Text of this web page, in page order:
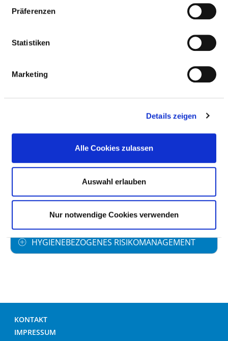
Präferenzen
Statistiken
Marketing
Details zeigen
Alle Cookies zulassen
Auswahl erlauben
Nur notwendige Cookies verwenden
MASSNAHMEN
UMGANG MIT WUNDEN
HÄNDEDESINFEKTION
UMGANG MIT MRE /MRSA
HYGIENEBEZOGENES RISIKOMANAGEMENT
KONTAKT
IMPRESSUM